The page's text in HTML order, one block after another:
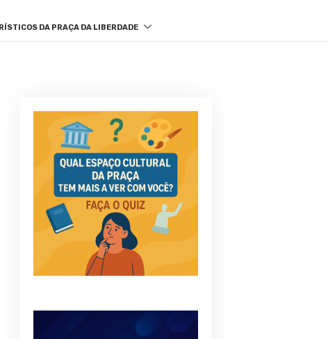
DA PRAÇA DA LIBERDADE